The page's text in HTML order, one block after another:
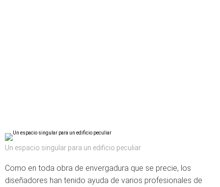
Un espacio singular para un edificio peculiar
Como en toda obra de envergadura que se precie, los
diseñadores han tenido ayuda de varios profesionales de